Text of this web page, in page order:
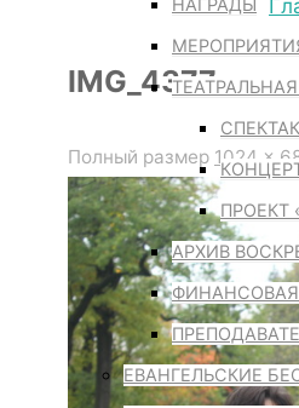
НАГРАДЫ
ПРОЕКТ
АРХИВ
ЕВАНГЕЛЬСКИЕ
IMG_4377
Полный размер 1024 ×